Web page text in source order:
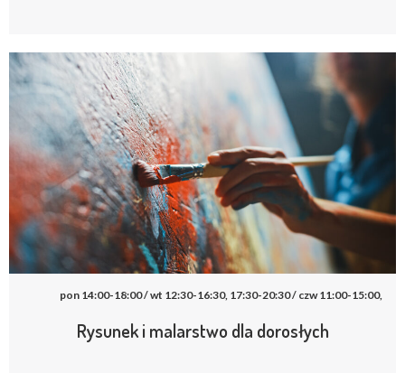
pon 14:00-18:00 / wt 12:30-16:30, 17:30-20:30 / czw 11:00-15:00,
Rysunek i malarstwo dla dorosłych